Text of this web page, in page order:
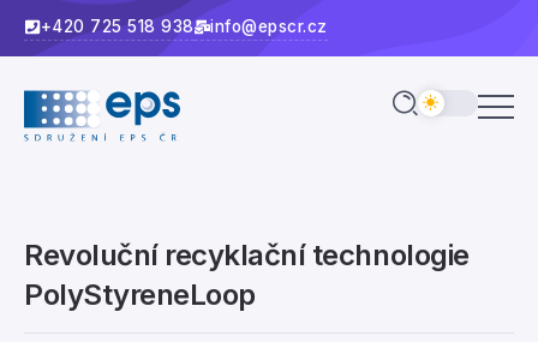
+420 725 518 938 info@epscr.cz
Revoluční recyklační technologie
PolyStyreneLoop